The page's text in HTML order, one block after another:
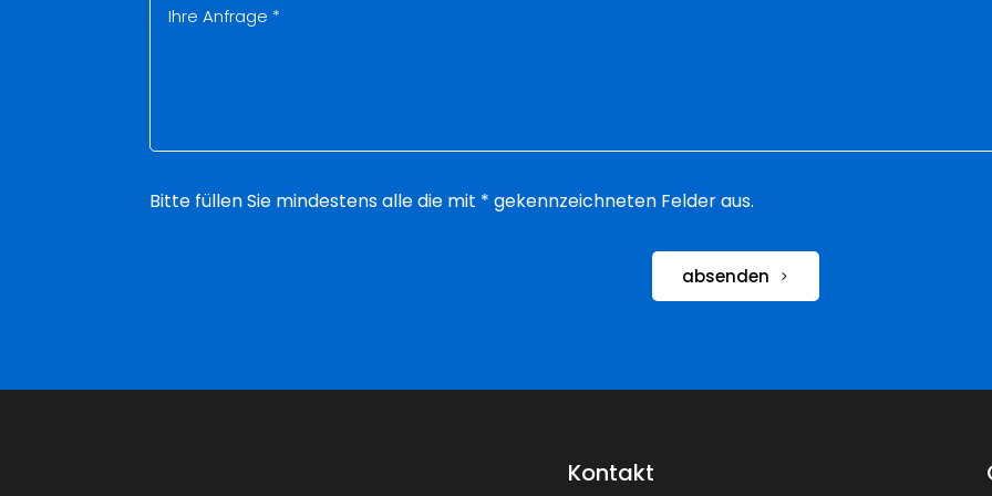
Bitte füllen Sie mindestens alle die mit * gekennzeichneten Felder aus.
absenden
Kontakt